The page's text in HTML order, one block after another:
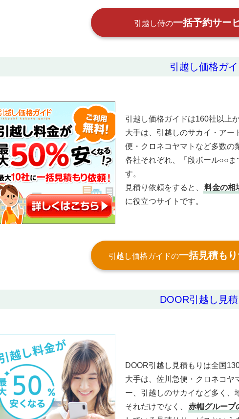
引越し侍の一括予約サー
引越し価格ガ
引越し価格ガイドは160社以上
大手は、引越しのサカイ・アー
便・クロネコヤマトなど多数の
各社それぞれ、「段ボール○○ま
す。
見積り依頼をすると、
料金の相
に役立つサイトです。
引越し価格ガイドの一括見積も
DOOR引越し見積
DOOR引越し見積もりは全国
大手は、佐川急便・クロネコヤ
ー、引越しのサカイなど多く、
それだけでなく、
赤帽グループ